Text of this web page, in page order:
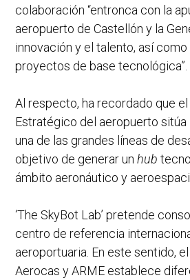
colaboración “entronca con la
aeropuerto de Castellón y la
innovación y el talento, así
proyectos de base tecnológica”.
Al respecto, ha recordado que el
Estratégico del aeropuerto
una de las grandes líneas de
objetivo de generar un hub
ámbito aeronáutico y
‘The SkyBot Lab’ pretende
centro de referencia
aeroportuaria. En este sentido,
Aerocas y ARME establece